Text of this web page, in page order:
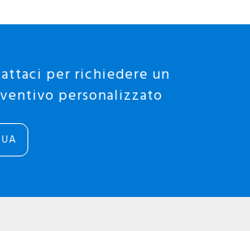
per richiedere un
personalizzato